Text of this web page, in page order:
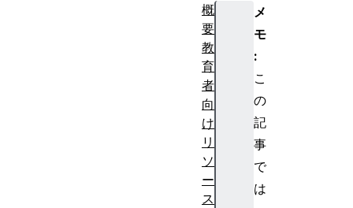
メ
モ
:
こ
の
記
事
で
は
概
要
教
育
者
向
け
リ
ソ
ー
ス